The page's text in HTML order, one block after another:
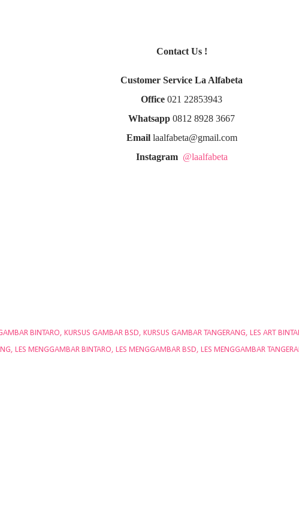
Contact Us !
Customer Service La Alfabeta
Office 021 22853943
Whatsapp 0812 8928 3667
Emaillaalfabeta@gmail.com
Instagram @laalfabeta
BINTARO KURSUS GAMBAR BSD KURSUS GAMBAR TANGERANG LES ART
LES MENGGAMBAR BINTARO LES MENGGAMBAR BSD LES MENGGAMBAR